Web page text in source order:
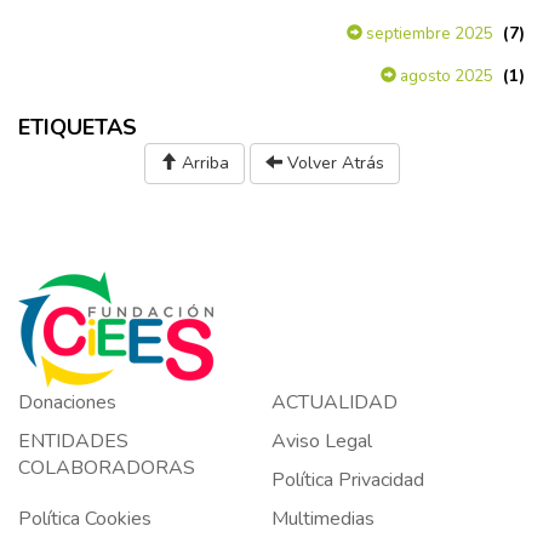
septiembre 2025 (7)
agosto 2025 (1)
ETIQUETAS
Arriba Volver Atrás
Donaciones
ACTUALIDAD
ENTIDADES
COLABORADORAS
Aviso Legal
Política Privacidad
Política Cookies
Multimedias